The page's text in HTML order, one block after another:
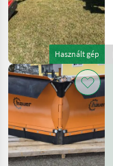
Használt gép